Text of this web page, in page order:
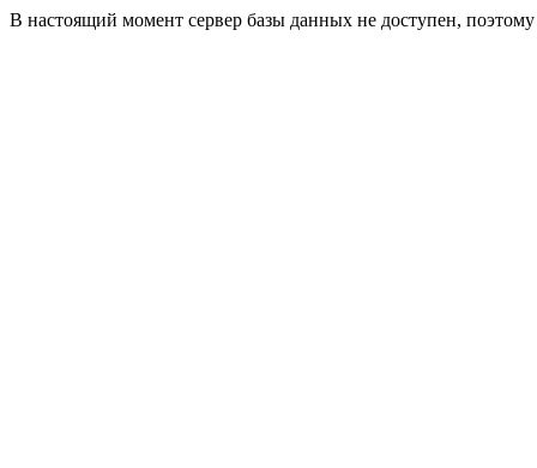
В настоящий момент сервер базы данных не доступен,